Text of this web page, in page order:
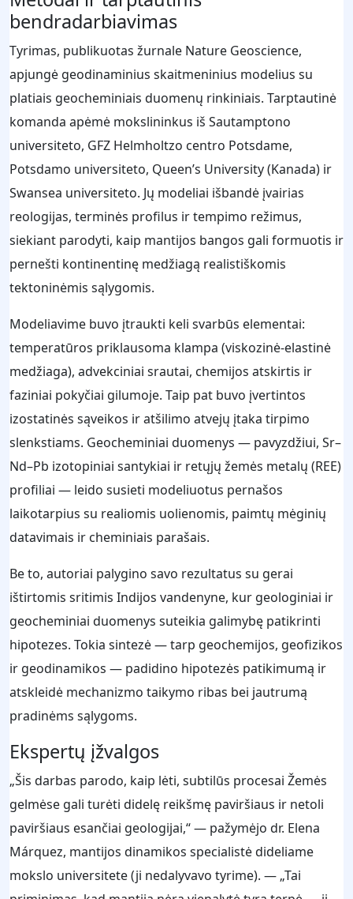
bendradarbiavimas
Tyrimas, publikuotas žurnale Nature Geoscience,
apjungė geodinaminius skaitmeninius modelius su
platiais geocheminiais duomenų rinkiniais. Tarptautinė
komanda apėmė mokslininkus iš Sautamptono
universiteto, GFZ Helmholtzo centro Potsdame,
Potsdamo universiteto, Queen’s University (Kanada) ir
Swansea universiteto. Jų modeliai išbandė įvairias
reologijas, terminės profilus ir tempimo režimus,
siekiant parodyti, kaip mantijos bangos gali formuotis ir
pernešti kontinentinę medžiagą realistiškomis
tektoninėmis sąlygomis.
Modeliavime buvo įtraukti keli svarbūs elementai:
temperatūros priklausoma klampa (viskozinė-elastinė
medžiaga), advekciniai srautai, chemijos atskirtis ir
faziniai pokyčiai gilumoje. Taip pat buvo įvertintos
izostatinės sąveikos ir atšilimo atvejų įtaka tirpimo
slenkstiams. Geocheminiai duomenys — pavyzdžiui, Sr–
Nd–Pb izotopiniai santykiai ir retųjų žemės metalų (REE)
profiliai — leido susieti modeliuotus pernašos
laikotarpius su realiomis uolienomis, paimtų mėginių
datavimais ir cheminiais parašais.
Be to, autoriai palygino savo rezultatus su gerai
ištirtomis sritimis Indijos vandenyne, kur geologiniai ir
geocheminiai duomenys suteikia galimybę patikrinti
hipotezes. Tokia sintezė — tarp geochemijos, geofizikos
ir geodinamikos — padidino hipotezės patikimumą ir
atskleidė mechanizmo taikymo ribas bei jautrumą
pradinėms sąlygoms.
Ekspertų įžvalgos
„Šis darbas parodo, kaip lėti, subtilūs procesai Žemės
gelmėse gali turėti didelę reikšmę paviršiaus ir netoli
paviršiaus esančiai geologijai,“ — pažymėjo dr. Elena
Márquez, mantijos dinamikos specialistė dideliame
mokslo universitete (ji nedalyvavo tyrime). — „Tai